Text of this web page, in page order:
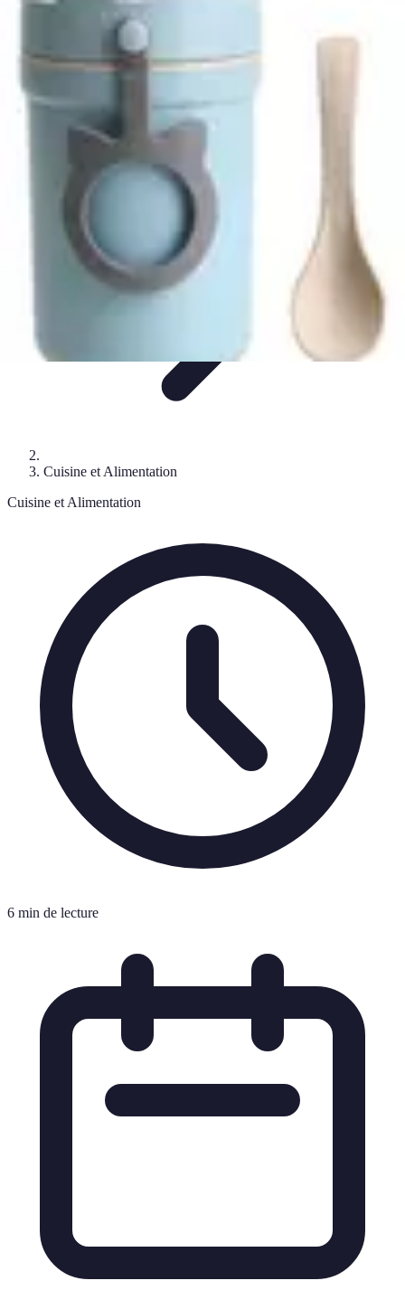
Astuces du Quotidien
Économie domestique
Cuisine et Alimentation
OrganisationProductivité
Astuces du Quotidien
Cuisine et Alimentation
Cuisine et Alimentation
6 min de lecture